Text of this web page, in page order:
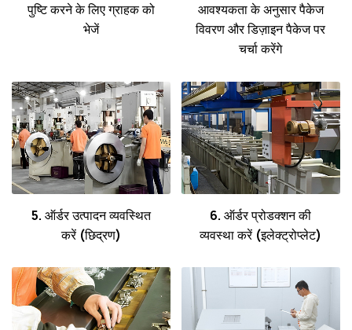
पुष्टि करने के लिए ग्राहक को
भेजें
आवश्यकता के अनुसार पैकेज
विवरण और डिज़ाइन पैकेज पर
चर्चा करेंगे
5. ऑर्डर उत्पादन व्यवस्थित
करें (छिद्रण)
6. ऑर्डर प्रोडक्शन की
व्यवस्था करें (इलेक्ट्रोप्लेट)